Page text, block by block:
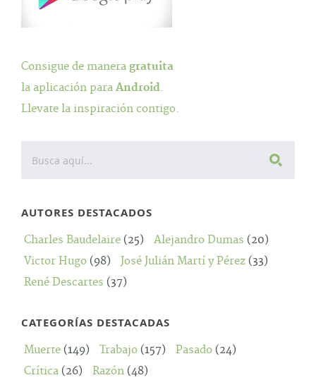
Consigue de manera gratuita
la aplicación para Android.
Llevate la inspiración contigo.
AUTORES DESTACADOS
Charles Baudelaire (25) Alejandro Dumas (20)
Victor Hugo (98) José Julián Martí y Pérez (33)
René Descartes (37)
CATEGORÍAS DESTACADAS
Muerte (149) Trabajo (157) Pasado (24)
Crítica (26) Razón (48)